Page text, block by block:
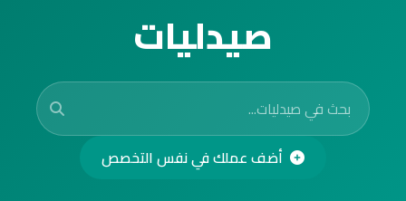
صيدليات
أضف عملك في نفس التخصص